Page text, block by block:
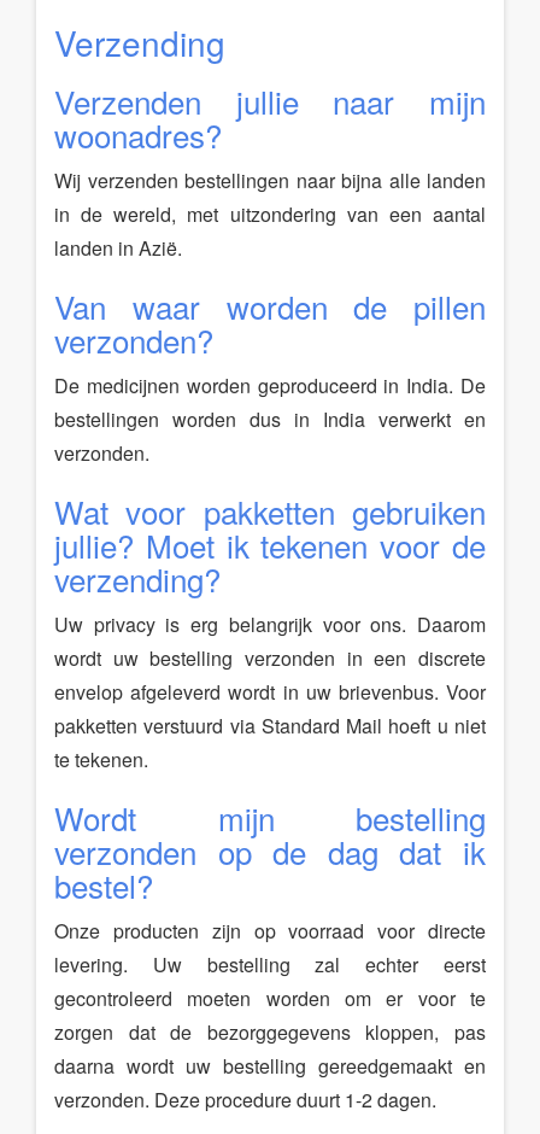
Verzending
Verzenden jullie naar mijn
woonadres?
Wij verzenden bestellingen naar bijna alle landen
in de wereld, met uitzondering van een aantal
landen in Azië.
Van waar worden de pillen
verzonden?
De medicijnen worden geproduceerd in India. De
bestellingen worden dus in India verwerkt en
verzonden.
Wat voor pakketten gebruiken
jullie? Moet ik tekenen voor de
verzending?
Uw privacy is erg belangrijk voor ons. Daarom
wordt uw bestelling verzonden in een discrete
envelop afgeleverd wordt in uw brievenbus. Voor
pakketten verstuurd via Standard Mail hoeft u niet
te tekenen.
Wordt mijn bestelling
verzonden op de dag dat ik
bestel?
Onze producten zijn op voorraad voor directe
levering. Uw bestelling zal echter eerst
gecontroleerd moeten worden om er voor te
zorgen dat de bezorggegevens kloppen, pas
daarna wordt uw bestelling gereedgemaakt en
verzonden. Deze procedure duurt 1-2 dagen.